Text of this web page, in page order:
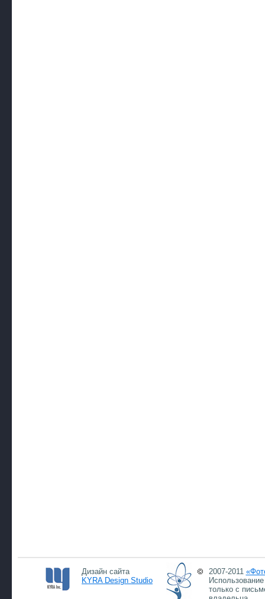
Дизайн сайта
KYRA Design Studio
2007-2011
только с